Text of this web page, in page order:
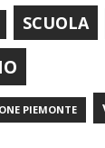
SCUOLA
PIEMONTE